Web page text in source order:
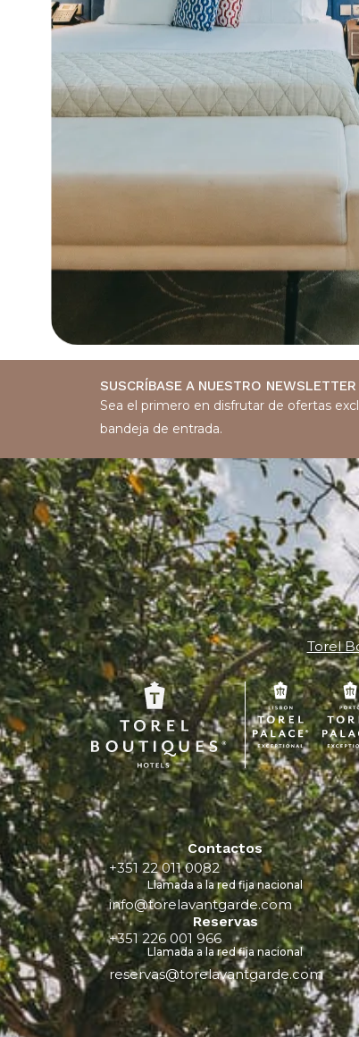
SUSCRÍBASE A NUESTRO NEWSLETTER
Sea el primero en disfrutar de ofertas
bandeja de entrada.
Torel
Contactos
+351 22 011 0082
Llamada a la red fija nacional
info@torelavantgarde.com
Reservas
+351 226 001 966
Llamada a la red fija nacional
reservas@torelavantgarde.com